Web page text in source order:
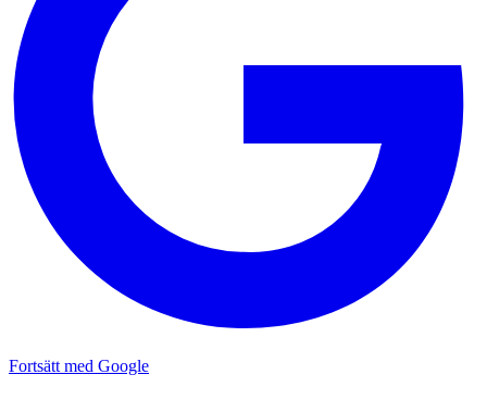
Fortsätt med Google